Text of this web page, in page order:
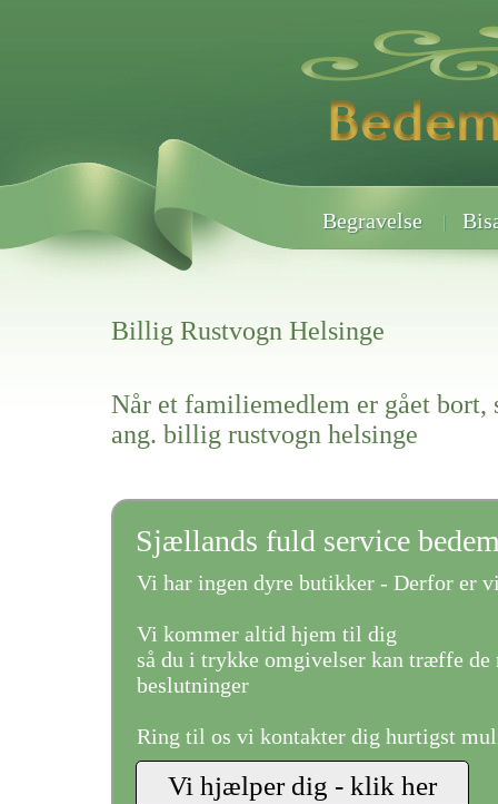
Begravelse
Billig Rustvogn Helsinge
Når et familiemedlem er gået bort,
ang. billig rustvogn helsinge
Sjællands fuld service
Vi har ingen dyre butikker - Derfor er
Vi kommer altid hjem til dig
så du i trykke omgivelser kan træffe de
beslutninger
Ring til os vi kontakter dig hurtigst